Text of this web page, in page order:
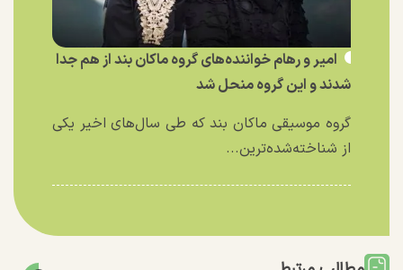
امیر و رهام خواننده‌های گروه ماکان بند از هم جدا
شدند و این گروه منحل شد
گروه موسیقی ماکان بند که طی سال‌های اخیر یکی
از شناخته‌شده‌ترین...